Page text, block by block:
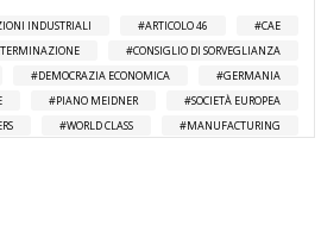
INDUSTRIALI ARTICOLO 46
CAE
CONSIGLIO DI SORVEGLIANZA
DEMOCRAZIA ECONOMICA
GERMANIA
PIANO MEIDNER
SOCIETÀ EUROPEA
WORLD CLASS MANUFACTURING